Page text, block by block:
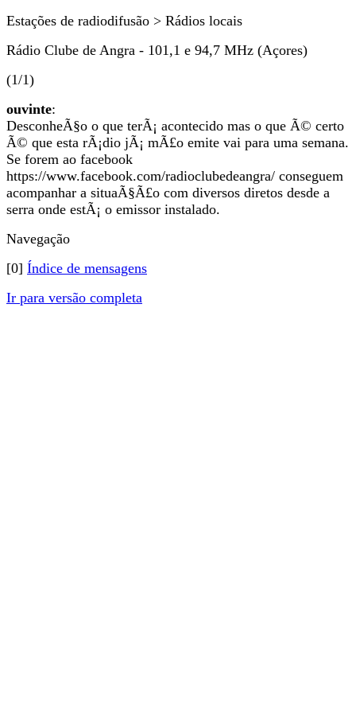
Estações de radiodifusão > Rádios locais
Rádio Clube de Angra - 101,1 e 94,7 MHz (Açores)
(1/1)
ouvinte:
DesconheÃ§o o que terÃ¡ acontecido mas o que Ã© certo
Ã© que esta rÃ¡dio jÃ¡ mÃ£o emite vai para uma semana.
Se forem ao facebook
https://www.facebook.com/radioclubedeangra/ conseguem
acompanhar a situaÃ§Ã£o com diversos diretos desde a
serra onde estÃ¡ o emissor instalado.
Navegação
[0] Índice de mensagens
Ir para versão completa